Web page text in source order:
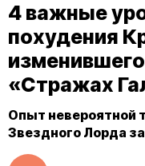
4 важные
похудения
«Стражах
Опыт невероятной
Звездного Лорда